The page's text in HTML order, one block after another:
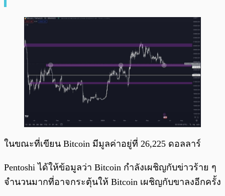
ในขณะที่เขียน Bitcoin มีมูลค่าอยู่ที่ 26,225 ดอลลาร์
Pentoshi ได้ให้ข้อมูลว่า Bitcoin กำลังเผชิญกับข่าวร้าย ๆ
จำนวนมากที่อาจกระตุ้นให้ Bitcoin เผชิญกับขาลงอีกครั้ง